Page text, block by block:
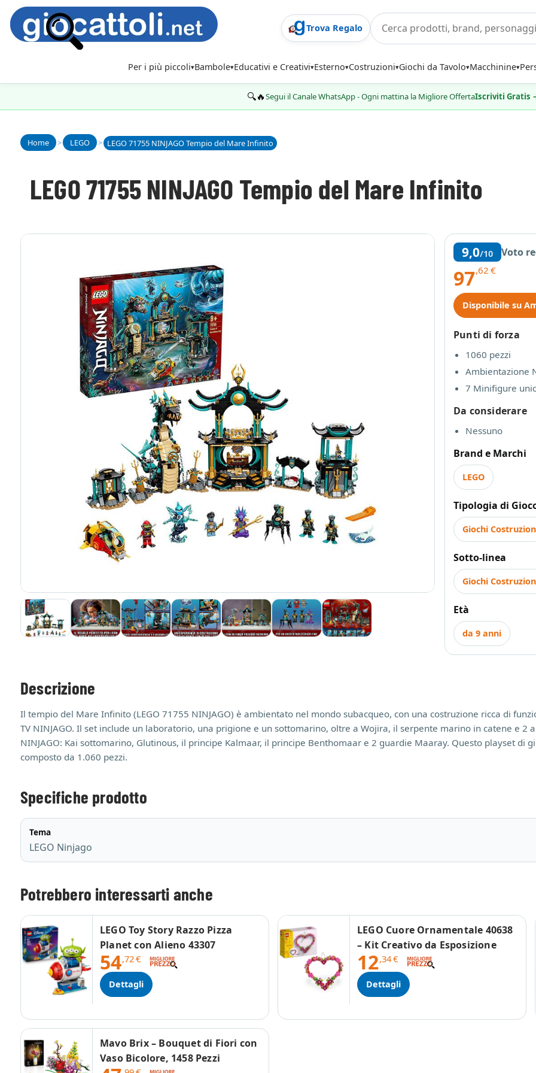
Per i più piccoli Bambole Educativi e Creativi Esterno Costruzioni Giochi da Tavolo Macchinine
Trova Regalo
🔍🔥Segui il Canale WhatsApp - Ogni mattina la Migliore OffertaIscriviti Gratis
Home > LEGO > LEGO 71755 NINJAGO Tempio del Mare Infinito
LEGO 71755 NINJAGO Tempio del Mare Infinito
9,0/10 Voto
97,62 €
Disponibile su
Punti di forza
1060 pezzi
Ambientazione
7 Minifigure
Da considerare
Nessuno
Brand e Marchi
LEGO
Tipologia di
Giochi
Sotto-linea
Giochi
Età
da 9 anni
Descrizione
Il tempio del Mare Infinito (LEGO 71755 NINJAGO) è ambientato nel mondo subacqueo, con una costruzione ricca di
TV NINJAGO. Il set include un laboratorio, una prigione e un sottomarino, oltre a Wojira, il serpente marino in catene e 2
NINJAGO: Kai sottomarino, Glutinous, il principe Kalmaar, il principe Benthomaar e 2 guardie Maaray. Questo playset di
composto da 1.060 pezzi.
Specifiche prodotto
Tema
LEGO Ninjago
Potrebbero interessarti anche
LEGO Toy Story Razzo Pizza
Planet con Alieno 43307
54,72€
Dettagli
LEGO Cuore Ornamentale 40638
– Kit Creativo da Esposizione
12,34€
Dettagli
Mavo Brix – Bouquet di Fiori con
Vaso Bicolore, 1458 Pezzi